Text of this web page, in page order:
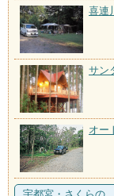
喜連
サン
オー